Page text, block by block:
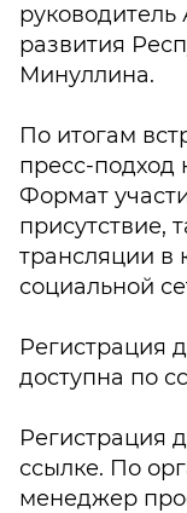
руководитель
развития
Минуллина.
По итогам
пресс-подход
Формат
присутствие,
трансляции в
социальной
Регистрация
доступна по
Регистрация
ссылке. По
менеджер